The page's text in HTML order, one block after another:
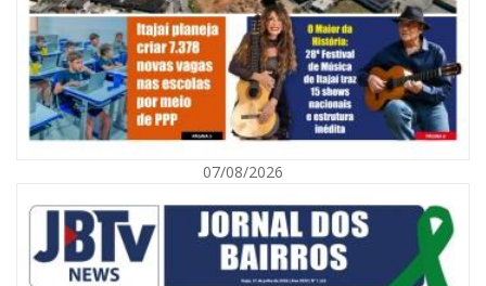
Defesa Civil orienta população sobre descarte correto de lixo para
prevenir alagamentos
NAVEGANTES
07/08/2026